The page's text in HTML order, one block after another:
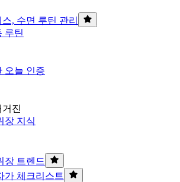
, 수면 루틴 관리
루틴
오늘 인증
진
장 지식
장 트렌드
가 체크리스트